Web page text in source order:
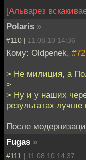
[Альварез
Polaris »
#110 | 11.08.10 14:36
Кому: Oldpenek, #72
> Не милиция, а
>
> Ну и у наших
результатах лучше
После
Fugas »
#111 | 11.08.10 14:37